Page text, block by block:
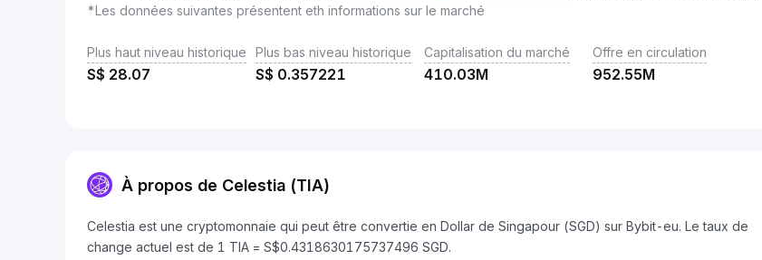
*Les données suivantes présentent eth informations sur le marché
Plus haut niveau historique
S$ 28.07
Plus bas niveau historique
S$ 0.357221
Capitalisation du marché
410.03M
Offre en circulation
952.55M
À propos de Celestia (TIA)
Celestia est une cryptomonnaie qui peut être convertie en Dollar de Singapour (SGD) sur Bybit-eu. Le taux de
change actuel est de 1 TIA = S$0.4318630175737496 SGD.